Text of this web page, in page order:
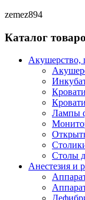
zemez894
Каталог
Акушерство,
Лампы
Столы
Анестезия и